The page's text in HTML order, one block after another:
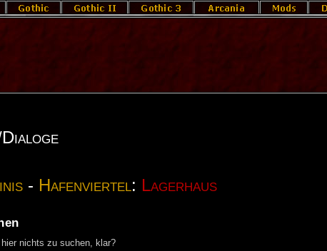
- Hafenviertel: Lagerhaus
hier nichts zu suchen, klar?